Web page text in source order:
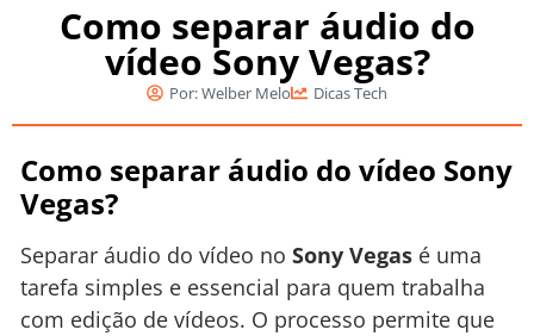
Como separar áudio do
vídeo Sony Vegas?
Por:Welber Melo Dicas Tech
Como separar áudio do vídeo Sony
Vegas?
Separar áudio do vídeo no Sony Vegas é uma
tarefa simples e essencial para quem trabalha
com edição de vídeos. O processo permite que